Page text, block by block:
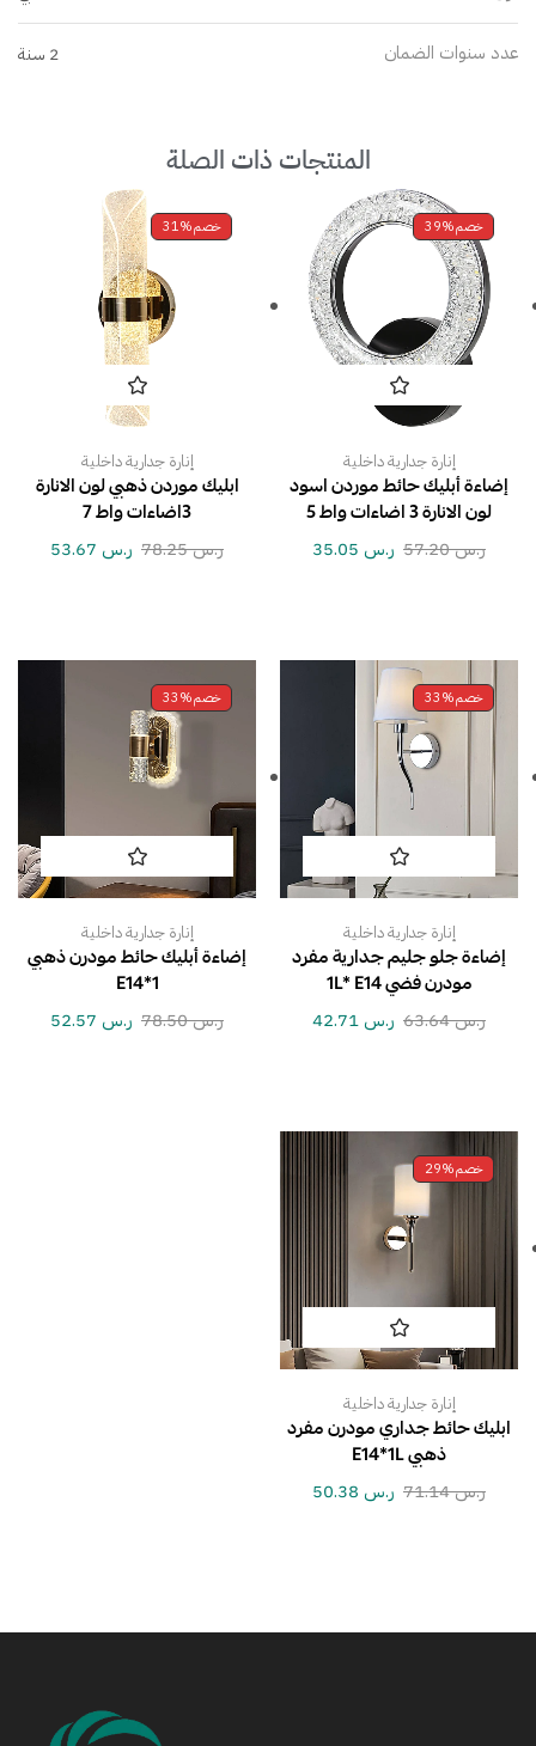
عدد سنوات الضمان 2 سنة
المنتجات ذات الصلة
خصم39%
إنارة جدارية داخلية
إضاءة أبليك حائط موردن اسود
لون الانارة 3 اضاءات واط 5
ر.س57.20 ر.س
خصم31%
إنارة جدارية داخلية
ابليك موردن ذهبي لون الانارة
3اضاءات واط 7
ر.س78.25 ر.س
خصم33%
إنارة جدارية داخلية
إضاءة جلو جليم جدارية مفرد
مودرن فضي 1L* E14
ر.س63.64 ر.س
خصم33%
إنارة جدارية داخلية
إضاءة أبليك حائط مودرن ذهبي
E14*1
ر.س78.50 ر.س
خصم29%
إنارة جدارية داخلية
ابليك حائط جداري مودرن مفرد
ذهبي E14*1L
ر.س71.14 ر.س